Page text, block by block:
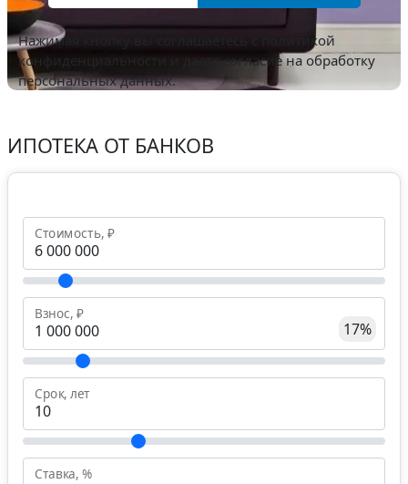
Нажимая кнопку вы соглашаетесь с
политикой
конфиденциальности и даете согласие на обработку
персональных данных.
ИПОТЕКА ОТ БАНКОВ
Стоимость, ₽
Взнос, ₽
17%
Срок, лет
Ставка, %